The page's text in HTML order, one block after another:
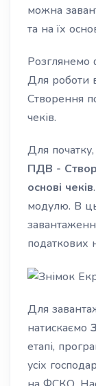
можна
та на їх
Розглянемо
Для роботи
Створення
чеків.
Для
ПДВ -
основі чеків
модулю. В
податкових
Для
натискаємо
етапі,
усіх